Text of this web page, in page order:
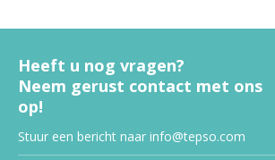
Heeft u nog vragen?
Neem gerust contact met ons
op!
Stuur een bericht naar info@tepso.com